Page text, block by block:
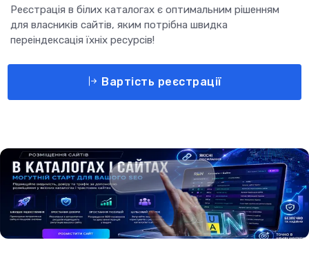
Реєстрація в білих каталогах є оптимальним рішенням
для власників сайтів, яким потрібна швидка
переіндексація їхніх ресурсів!
Вартість реєстрації